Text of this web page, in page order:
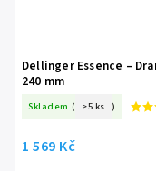
Dellinger Essence –
240 mm
Skladem ( >5 ks )
1 569 Kč